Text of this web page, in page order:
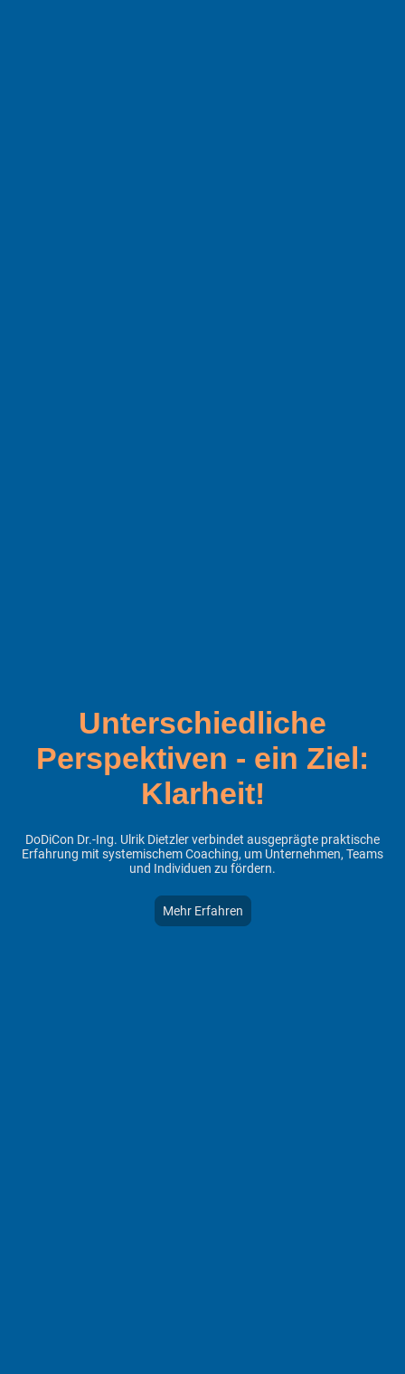
Unterschiedliche
Perspektiven - ein Ziel:
Klarheit!
DoDiCon Dr.-Ing. Ulrik Dietzler verbindet ausgeprägte praktische
Erfahrung mit systemischem Coaching, um Unternehmen, Teams
und Individuen zu fördern.
Mehr Erfahren